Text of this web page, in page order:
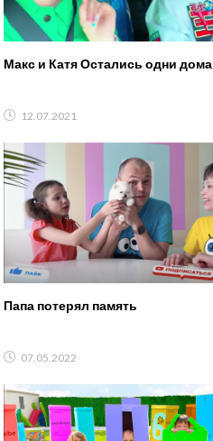
Макс и Катя Остались одни дома
12.07.2021
Папа потерял память
07.05.2022